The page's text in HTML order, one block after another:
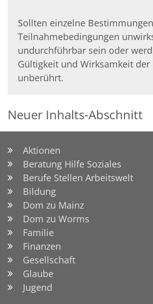
Sollten einzelne
Teilnahmebedingungen
undurch­führbar sein oder
Gültigkeit und Wirksamkeit der
unbe­rührt.
Neuer Inhalts-Abschnitt
Aktionen
Beratung Hilfe Soziales
Berufe Stellen Arbeitswelt
Bildung
Dom zu Mainz
Dom zu Worms
Familie
Finanzen
Gesellschaft
Glaube
Jugend